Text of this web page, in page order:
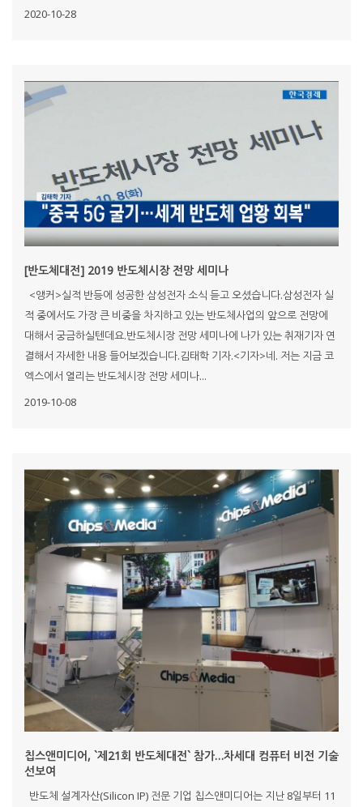
2020-10-28
[반도체대전] 2019 반도체시장 전망 세미나
<앵커>실적 반등에 성공한 삼성전자 소식 듣고 오셨습니다.삼성전자 실
적 중에서도 가장 큰 비중을 차지하고 있는 반도체사업의 앞으로 전망에
대해서 궁금하실텐데요.반도체시장 전망 세미나에 나가 있는 취재기자 연
결해서 자세한 내용 들어보겠습니다.김태학 기자.<기자>네. 저는 지금 코
엑스에서 열리는 반도체시장 전망 세미나...
2019-10-08
칩스앤미디어, `제21회 반도체대전` 참가…차세대 컴퓨터 비전 기술
선보여
반도체 설계자산(Silicon IP) 전문 기업 칩스앤미디어는 지난 8일부터 11